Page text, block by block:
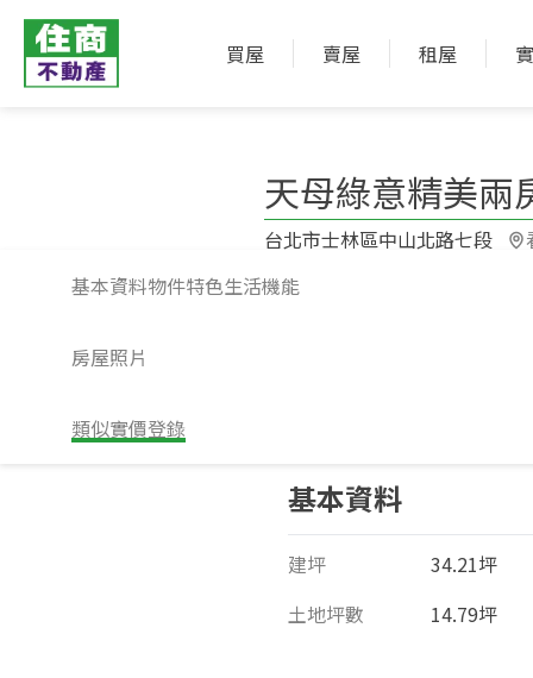
買屋 賣屋 租屋
基本資料物件特色生活機能
房屋照片
類似實價登錄
天母綠意精美兩
台北市士林區中山北路七段​
基本資料
建坪
34.21坪
土地坪數
14.79坪